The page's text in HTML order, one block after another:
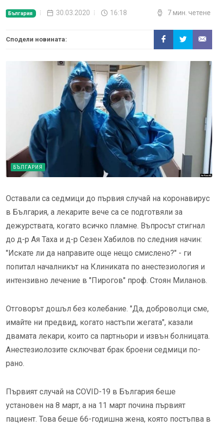
България 30.03.2020 16:18 7 мин. четене
Сподели новината:
БЪЛГАРИЯ
Оставали са седмици до първия случай на коронавирус
в България, а лекарите вече са се подготвяли за
дежурствата, когато всичко пламне. Въпросът стигнал
до д-р Ая Таха и д-р Сезен Хабилов по следния начин:
"Искате ли да направите още нещо смислено?" - ги
попитал началникът на Клиниката по анестезиология и
интензивно лечение в "Пирогов" проф. Стоян Миланов.
Отговорът дошъл без колебание. "Да, доброволци сме,
имайте ни предвид, когато настъпи жегата", казали
двамата лекари, които са партньори и извън болницата.
Анестезиолозите сключват брак броени седмици по-
рано.
Първият случай на COVID-19 в България беше
установен на 8 март, a на 11 март почина първият
пациент. Това беше 66-годишна жена, която постъпва в